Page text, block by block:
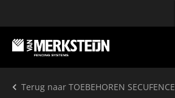
Terug naar TOEBEHOREN SECUFENCE